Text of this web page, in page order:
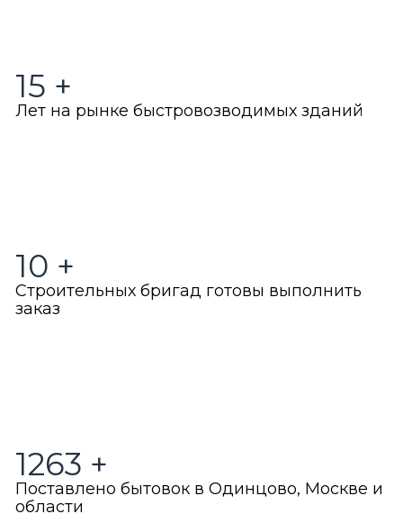
15 +
Лет на рынке быстровозводимых зданий
10 +
Строительных бригад готовы выполнить
заказ
1263 +
Поставлено бытовок в Одинцово, Москве и
области